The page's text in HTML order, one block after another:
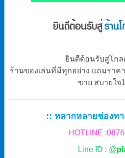
ยินดีต้อนรับสู่ร้าน
ยินดีต้อนรับสู่โก
ร้านของเล่นที่มีทุกอย่าง แถมราค
ขาย สบายใจ
:: หลากหลายช่องท
HOTLINE
Line ID : @